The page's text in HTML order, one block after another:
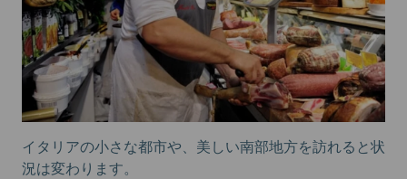
イタリアの小さな都市や、美しい南部地方を訪れると状
況は変わります。